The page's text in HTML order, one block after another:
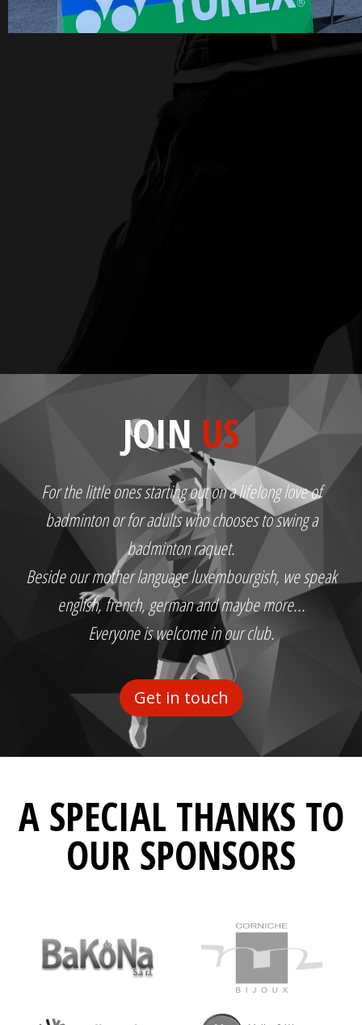
JOIN US
For the little ones starting out on a lifelong love of
badminton or for adults who chooses to swing a
badminton raquet.
Beside our mother language luxembourgish, we speak
english, french, german and maybe more...
Everyone is welcome in our club.
Get in touch
A SPECIAL THANKS TO
OUR SPONSORS